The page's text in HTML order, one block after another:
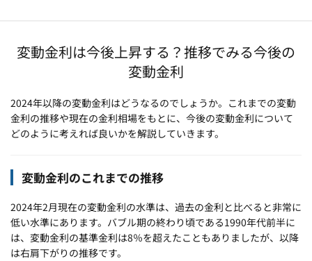
変動金利は今後上昇する？推移でみる今後の
変動金利
2024年以降の変動金利はどうなるのでしょうか。これまでの変動
金利の推移や現在の金利相場をもとに、今後の変動金利について
どのように考えれば良いかを解説していきます。
変動金利のこれまでの推移
2024年2月現在の変動金利の水準は、過去の金利と比べると非常に
低い水準にあります。バブル期の終わり頃である1990年代前半に
は、変動金利の基準金利は8％を超えたこともありましたが、以降
は右肩下がりの推移です。